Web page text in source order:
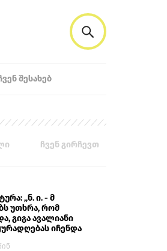
ᲨᲔᲡᲐᲮᲔᲑ
ჩვენ გირჩევთ
„ნ. ი. - მ
უთხრა, რომ
გიგა ავალიანი
იჩენდა
გაბაშვილი